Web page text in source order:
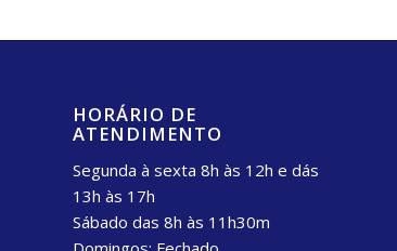
HORÁRIO DE
ATENDIMENTO
Segunda à sexta 8h às 12h e dás
13h às 17h
Sábado das 8h às 11h30m